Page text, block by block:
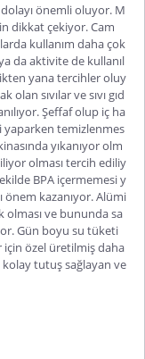
önemli oluyor. M
dikkat çekiyor. Cam
kullanım daha çok
da aktivite de kullanıl
yana tercihler oluy
olan sıvılar ve sıvı gıd
Şeffaf olup iç ha
temizlenmes
yıkanıyor olm
olması tercih ediliy
BPA içermemesi y
önem kazanıyor. Alümi
olması ve bununda sa
Gün boyu su tüketi
için özel üretilmiş daha
tutuş sağlayan ve